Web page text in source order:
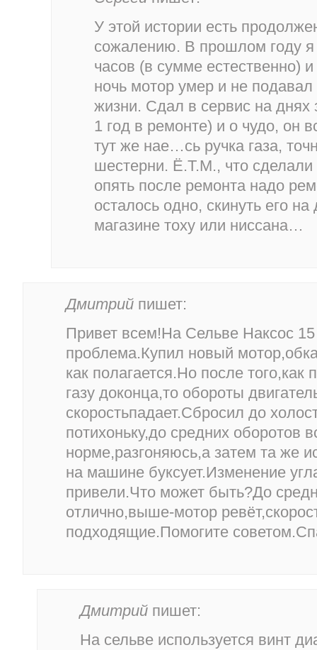
У этой истории есть
сожалению. В прошлом году я
часов (в сумме естественно)
ночь мотор умер и не подавал
жизни. Сдал в сервис на днях
1 год в ремонте) и о чудо, он
тут же нае…сь ручка газа,
шестерни. Ё.Т.М., что
опять после ремонта надо
осталось одно, скинуть его
магазине тоху или ниссана…
Дмитрий пишет:
Привет всем!На Сельве Наксос 15
проблема.Купил новый
как полагается.Но после того,как
газу доконца,то обороты
скоростьпадает.Сбросил до
потихоньку,до средних оборотов
норме,разгоняюсь,а затем та же
на машине буксует.Изменение
привели.Что может быть?До
отлично,выше-мотор
подходящие.Помогите
Дмитрий пишет:
На сельве используется винт